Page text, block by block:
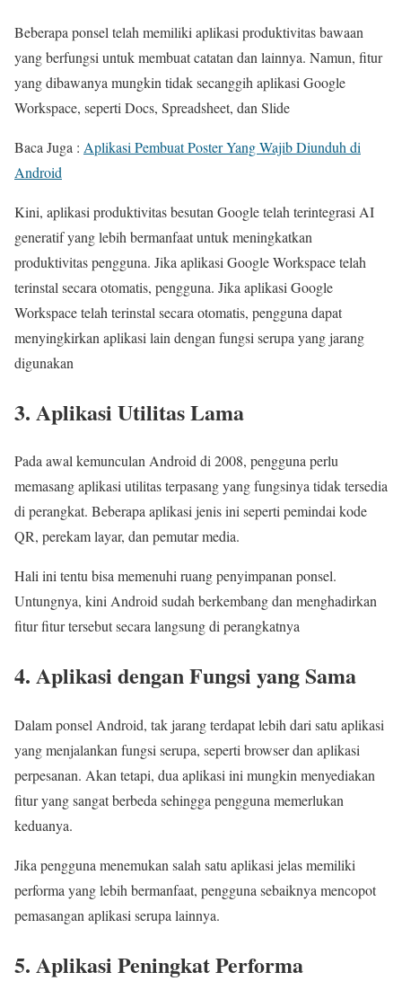
Beberapa ponsel telah memiliki aplikasi produktivitas bawaan
yang berfungsi untuk membuat catatan dan lainnya. Namun, fitur
yang dibawanya mungkin tidak secanggih aplikasi Google
Workspace, seperti Docs, Spreadsheet, dan Slide
Baca Juga : Aplikasi Pembuat Poster Yang Wajib Diunduh di
Android
Kini, aplikasi produktivitas besutan Google telah terintegrasi AI
generatif yang lebih bermanfaat untuk meningkatkan
produktivitas pengguna. Jika aplikasi Google Workspace telah
terinstal secara otomatis, pengguna. Jika aplikasi Google
Workspace telah terinstal secara otomatis, pengguna dapat
menyingkirkan aplikasi lain dengan fungsi serupa yang jarang
digunakan
3. Aplikasi Utilitas Lama
Pada awal kemunculan Android di 2008, pengguna perlu
memasang aplikasi utilitas terpasang yang fungsinya tidak tersedia
di perangkat. Beberapa aplikasi jenis ini seperti pemindai kode
QR, perekam layar, dan pemutar media.
Hali ini tentu bisa memenuhi ruang penyimpanan ponsel.
Untungnya, kini Android sudah berkembang dan menghadirkan
fitur fitur tersebut secara langsung di perangkatnya
4. Aplikasi dengan Fungsi yang Sama
Dalam ponsel Android, tak jarang terdapat lebih dari satu aplikasi
yang menjalankan fungsi serupa, seperti browser dan aplikasi
perpesanan. Akan tetapi, dua aplikasi ini mungkin menyediakan
fitur yang sangat berbeda sehingga pengguna memerlukan
keduanya.
Jika pengguna menemukan salah satu aplikasi jelas memiliki
performa yang lebih bermanfaat, pengguna sebaiknya mencopot
pemasangan aplikasi serupa lainnya.
5. Aplikasi Peningkat Performa